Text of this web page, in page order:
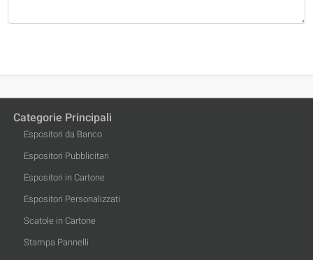
Categorie Principali
Espositori da Banco
Espositori Pubblicitari
Espositori in Cartone
Espositori Personalizzati
Scatole in Cartone
Stampa Pannelli